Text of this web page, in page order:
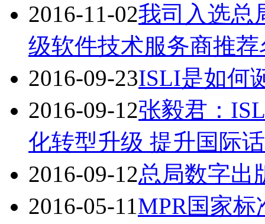
2016-11-02我司入选总
级软件技术服务商推
2016-09-23ISLI是如何
2016-09-12张毅君：
化转型升级 提升国际
2016-09-12总局数字出
2016-05-11 MPR国家